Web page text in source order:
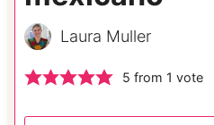
Laura Muller
5 from 1 vote